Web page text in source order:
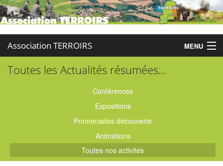
Association TERROIRS MENU
Accueil
Partenaires
Toutes les Actualités résumées...
Conférences
Expositions
Promenades-découverte
Animations
Toutes nos activités